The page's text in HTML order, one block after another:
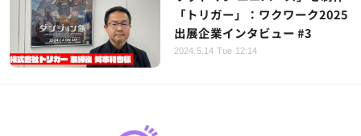
「トリガー」：ワクワーク2025
出展企業インタビュー #3
2024.5.14 Tue 12:14